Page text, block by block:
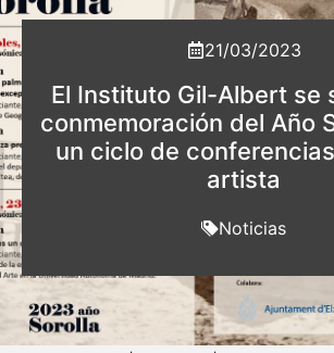
21/03/2023
El Instituto Gil-Albert se
conmemoración del Año
un ciclo de
artista
Noticias